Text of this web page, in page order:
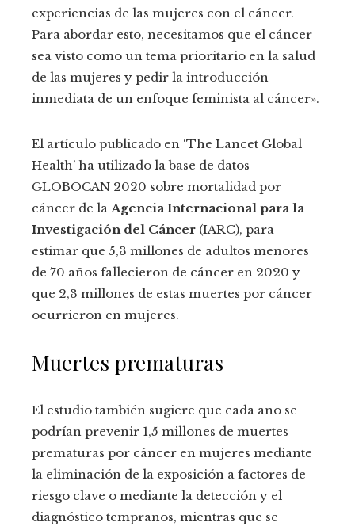
experiencias de las mujeres con el cáncer.
Para abordar esto, necesitamos que el cáncer
sea visto como un tema prioritario en la salud
de las mujeres y pedir la introducción
inmediata de un enfoque feminista al cáncer».
El artículo publicado en ‘The Lancet Global
Health’ ha utilizado la base de datos
GLOBOCAN 2020 sobre mortalidad por
cáncer de la Agencia Internacional para la
Investigación del Cáncer (IARC), para
estimar que 5,3 millones de adultos menores
de 70 años fallecieron de cáncer en 2020 y
que 2,3 millones de estas muertes por cáncer
ocurrieron en mujeres.
Muertes prematuras
El estudio también sugiere que cada año se
podrían prevenir 1,5 millones de muertes
prematuras por cáncer en mujeres mediante
la eliminación de la exposición a factores de
riesgo clave o mediante la detección y el
diagnóstico tempranos, mientras que se